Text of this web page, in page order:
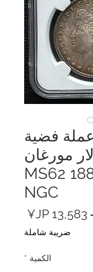
فضية
مورغان
الأمريكي، 1885 MS62
NGC
سعر
عادي
البيعضريبة شاملة
الكمية *